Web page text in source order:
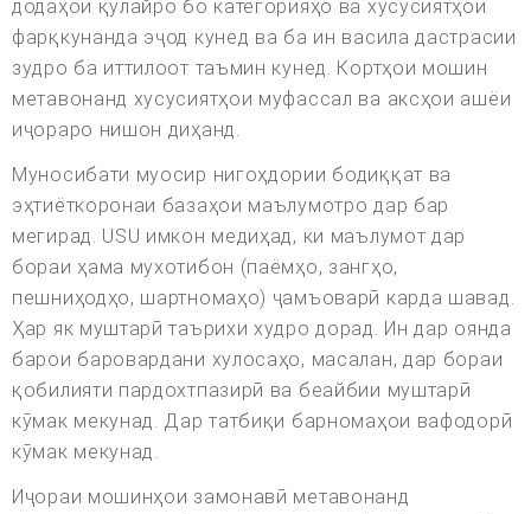
додаҳои қулайро бо категорияҳо ва хусусиятҳои
фарқкунанда эҷод кунед ва ба ин васила дастрасии
зудро ба иттилоот таъмин кунед. Кортҳои мошин
метавонанд хусусиятҳои муфассал ва аксҳои ашёи
иҷораро нишон диҳанд.
Муносибати муосир нигоҳдории бодиққат ва
эҳтиёткоронаи базаҳои маълумотро дар бар
мегирад. USU имкон медиҳад, ки маълумот дар
бораи ҳама мухотибон (паёмҳо, зангҳо,
пешниҳодҳо, шартномаҳо) ҷамъоварӣ карда шавад.
Ҳар як муштарӣ таърихи худро дорад. Ин дар оянда
барои баровардани хулосаҳо, масалан, дар бораи
қобилияти пардохтпазирӣ ва беайбии муштарӣ
кӯмак мекунад. Дар татбиқи барномаҳои вафодорӣ
кӯмак мекунад.
Иҷораи мошинҳои замонавӣ метавонанд